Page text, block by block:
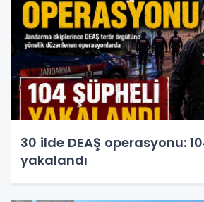
30 ilde DEAŞ operasyonu:
yakalandı